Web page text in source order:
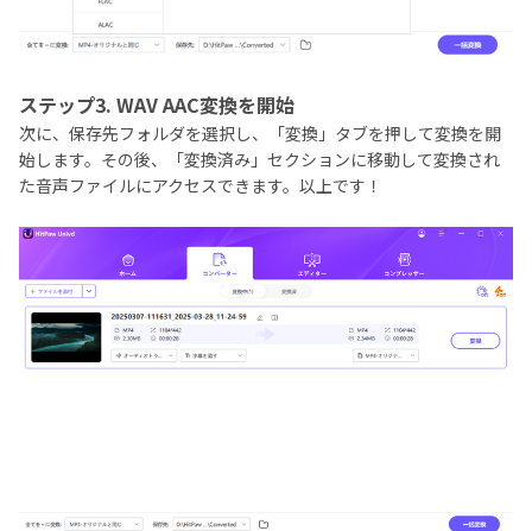
ステップ3. WAV AAC変換を開始
次に、保存先フォルダを選択し、「変換」タブを押して変換を開
始します。その後、「変換済み」セクションに移動して変換され
た音声ファイルにアクセスできます。以上です！